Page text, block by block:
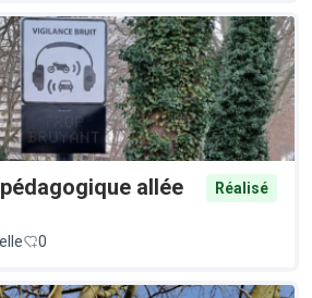
allée
Réalisé
0